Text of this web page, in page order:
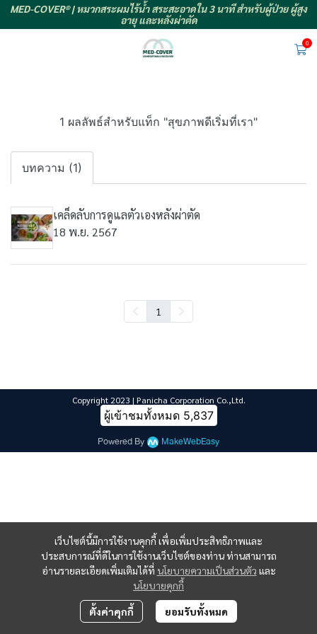
MED-COVER® | หมวกสระผมไร้น้ำ สระสะอาดใน 3 นาที สำหรับผู้ป่วย ผู้สูง
อายุ และหลังผ่าตัด
0
1 ผลลัพธ์สำหรับแท็ก "สุขภาพดีเริ่มที่เรา"
บทความ (1)
เคล็ดลับการดูแลตัวเองหลังผ่าตัด
18 พ.ย. 2567
1
เว็บไซต์นี้มีการใช้งานคุกกี้ เพื่อเพิ่มประสิทธิภาพและ
ประสบการณ์ที่ดีในการใช้งานเว็บไซต์ของท่าน ท่านสามารถ
อ่านรายละเอียดเพิ่มเติมได้ที่ นโยบายความเป็นส่วนตัว และ
นโยบายคุกกี้
ตั้งค่าคุกกี้ ยอมรับทั้งหมด
Copyright 2023 | Panicha Corporation Co.,Ltd.
ผู้เข้าชมทั้งหมด 5,837
Powered By MakeWebEasy